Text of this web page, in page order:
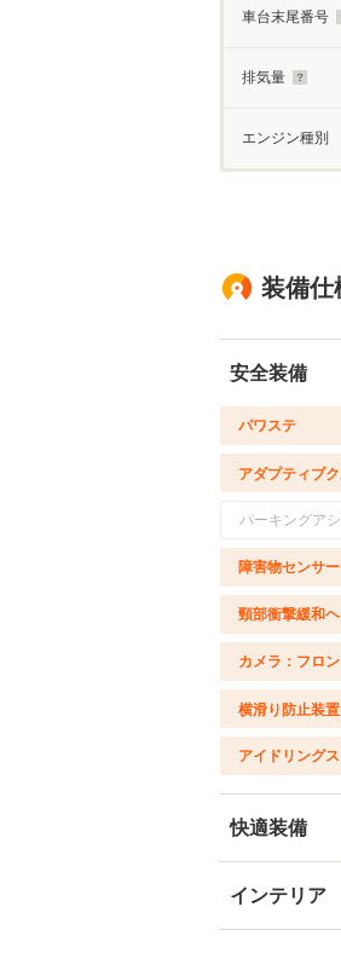
車台末尾番号
排気量
エンジン種別
装備仕
安全装備
パワステ
アダプティブ
パーキングア
障害物センサー
頸部衝撃緩和
カメラ：フロ
横滑り防止装置
アイドリング
快適装備
インテリア